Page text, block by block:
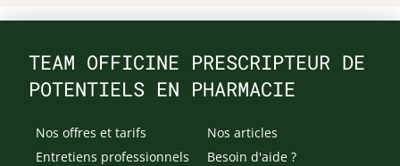
TEAM OFFICINE PRESCRIPTEUR DE
POTENTIELS EN PHARMACIE
Nos offres et tarifs
Entretiens professionnels
Nos articles
Besoin d'aide ?